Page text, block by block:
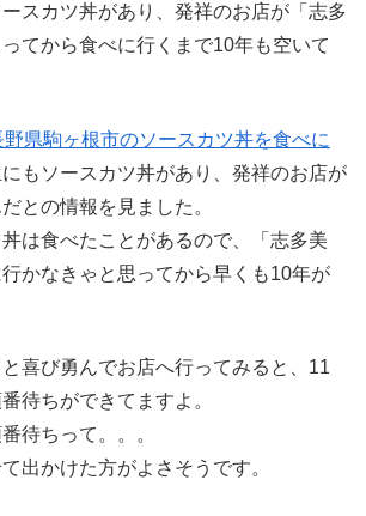
スカツ丼があり、発祥のお店が「志多
てから食べに行くまで10年も空いて
野県駒ヶ根市のソースカツ丼を食べに
もソースカツ丼があり、発祥のお店が
との情報を見ました。
は食べたことがあるので、「志多美
かなきゃと思ってから早くも10年が
喜び勇んでお店へ行ってみると、11
待ちができてますよ。
待ちって。。。
出かけた方がよさそうです。